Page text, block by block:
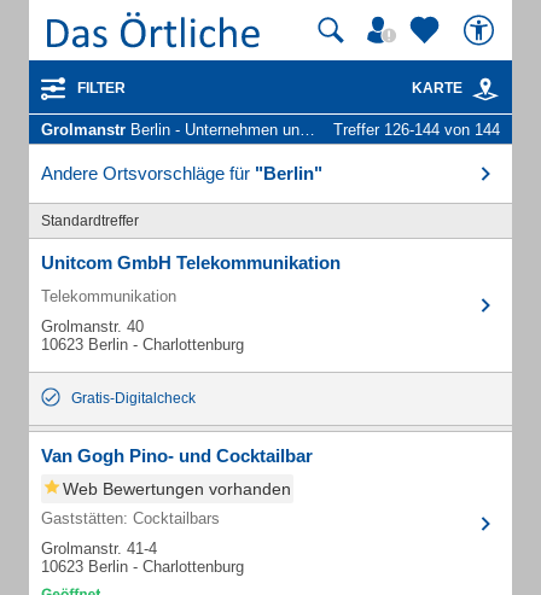
FILTER KARTE
Grolmanstr Berlin - Unternehmen und Personen Treffer 126-144 von 144
Andere Ortsvorschläge für "Berlin"
Standardtreffer
Unitcom GmbH Telekommunikation
Telekommunikation
Grolmanstr. 40
10623 Berlin - Charlottenburg
Gratis-Digitalcheck
Van Gogh Pino- und Cocktailbar
Web Bewertungen vorhanden
Gaststätten: Cocktailbars
Grolmanstr. 41-4
10623 Berlin - Charlottenburg